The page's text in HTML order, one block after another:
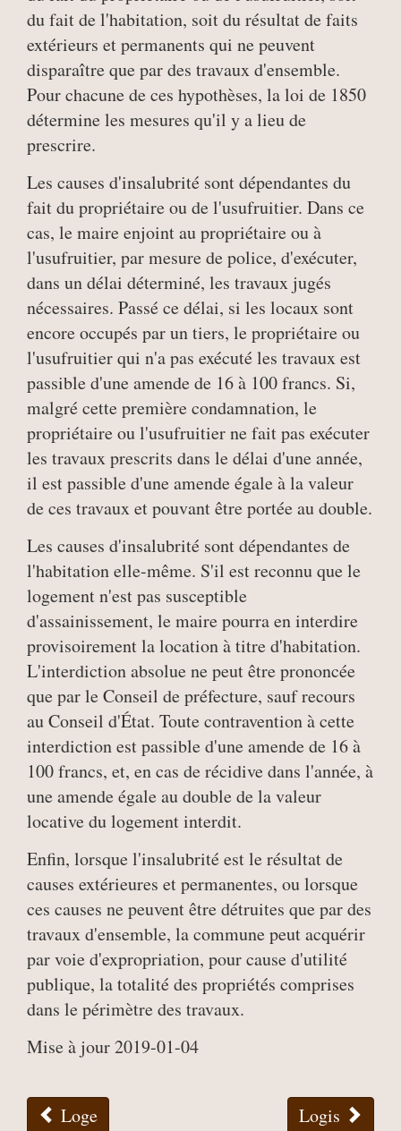
du fait de l'habitation, soit du résultat de faits
extérieurs et permanents qui ne peuvent
disparaître que par des travaux d'ensemble.
Pour chacune de ces hypothèses, la loi de 1850
détermine les mesures qu'il y a lieu de
prescrire.
Les causes d'insalubrité sont dépendantes du
fait du propriétaire ou de l'usufruitier. Dans ce
cas, le maire enjoint au propriétaire ou à
l'usufruitier, par mesure de police, d'exécuter,
dans un délai déterminé, les travaux jugés
nécessaires. Passé ce délai, si les locaux sont
encore occupés par un tiers, le propriétaire ou
l'usufruitier qui n'a pas exécuté les travaux est
passible d'une amende de 16 à 100 francs. Si,
malgré cette première condamnation, le
propriétaire ou l'usufruitier ne fait pas exécuter
les travaux prescrits dans le délai d'une année,
il est passible d'une amende égale à la valeur
de ces travaux et pouvant être portée au double.
Les causes d'insalubrité sont dépendantes de
l'habitation elle-même. S'il est reconnu que le
logement n'est pas susceptible
d'assainissement, le maire pourra en interdire
provisoirement la location à titre d'habitation.
L'interdiction absolue ne peut être prononcée
que par le Conseil de préfecture, sauf recours
au Conseil d'État. Toute contravention à cette
interdiction est passible d'une amende de 16 à
100 francs, et, en cas de récidive dans l'année, à
une amende égale au double de la valeur
locative du logement interdit.
Enfin, lorsque l'insalubrité est le résultat de
causes extérieures et permanentes, ou lorsque
ces causes ne peuvent être détruites que par des
travaux d'ensemble, la commune peut acquérir
par voie d'expropriation, pour cause d'utilité
publique, la totalité des propriétés comprises
dans le périmètre des travaux.
Mise à jour 2019-01-04
Loge Logis